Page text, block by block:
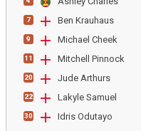
7 Ben Krauhaus
9 Michael Cheek
11 Mitchell Pinnock
20 Jude Arthurs
22 Lakyle Samuel
30 Idris Odutayo